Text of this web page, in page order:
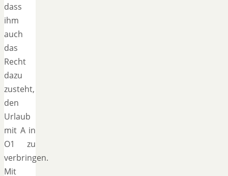
dass
ihm
auch
das
Recht
dazu
zusteht,
den
Urlaub
mit A in
O1 zu
verbringen.
Mit